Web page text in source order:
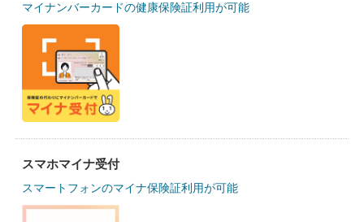
マイナンバーカードの健康保険証利用が可能
スマホマイナ受付
スマートフォンのマイナ保険証利用が可能